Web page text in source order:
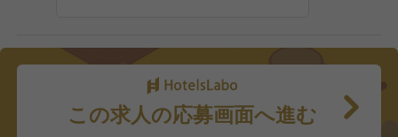
この求人の応募画面へ進む